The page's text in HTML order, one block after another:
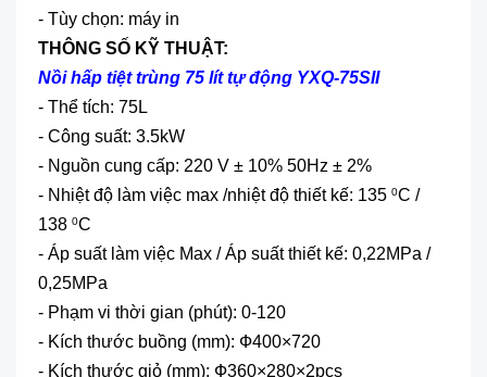
- Tùy chọn: máy in
THÔNG SỐ KỸ THUẬT:
Nồi hấp tiệt trùng 75 lít tự động YXQ-75SII
- Thể tích: 75L
- Công suất: 3.5kW
- Nguồn cung cấp: 220 V ± 10% 50Hz ± 2%
- Nhiệt độ làm việc max /nhiệt độ thiết kế: 135 0C /
138 0C
- Áp suất làm việc Max / Áp suất thiết kế: 0,22MPa /
0,25MPa
- Phạm vi thời gian (phút): 0-120
- Kích thước buồng (mm): Ф400×720
- Kích thước giỏ (mm): Ф360×280×2pcs